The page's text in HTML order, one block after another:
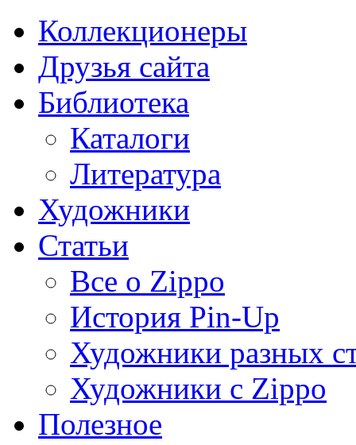
Коллекционеры
Друзья сайта
Библиотека
Каталоги
Литература
Художники
Статьи
Все о Zippo
История Pin-Up
Художники разных
Художники с Zippo
Полезное